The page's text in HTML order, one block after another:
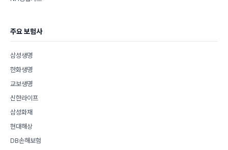
주요 보험사
삼성생명
한화생명
교보생명
신한라이프
삼성화재
현대해상
DB손해보험